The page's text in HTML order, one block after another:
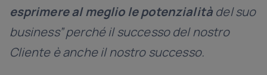
esprimere al meglio le potenzialità del suo
business” perché il successo del nostro
Cliente è anche il nostro successo.